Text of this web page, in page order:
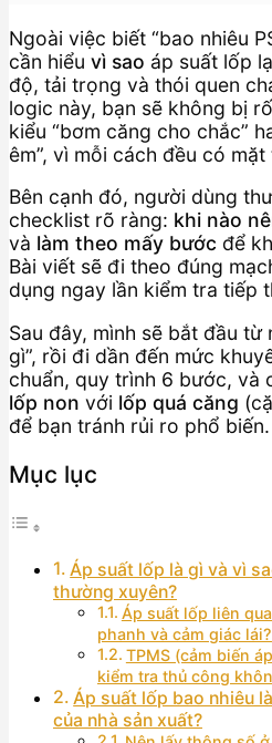
Ngoài việc biết “bao nhiêu
cần hiểu vì sao áp suất lốp
độ, tải trọng và thói quen
logic này, bạn sẽ không bị
kiểu “bơm căng cho chắc”
êm”, vì mỗi cách đều có mặt
Bên cạnh đó, người dùng
checklist rõ ràng: khi nào
và làm theo mấy bước để
Bài viết sẽ đi theo đúng
dụng ngay lần kiểm tra tiếp
Sau đây, mình sẽ bắt đầu từ
gì”, rồi đi dần đến mức
chuẩn, quy trình 6 bước, và
lốp non với lốp quá căng
để bạn tránh rủi ro phổ biến.
Mục lục
Áp suất lốp là gì và vì
thường xuyên?
Áp suất lốp liên
phanh và cảm giác lái?
TPMS (cảm biến
kiểm tra thủ công
Áp suất lốp bao nhiêu
của nhà sản xuất?